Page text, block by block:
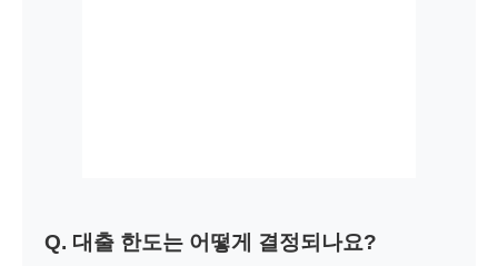
Q. 대출 한도는 어떻게 결정되나요?